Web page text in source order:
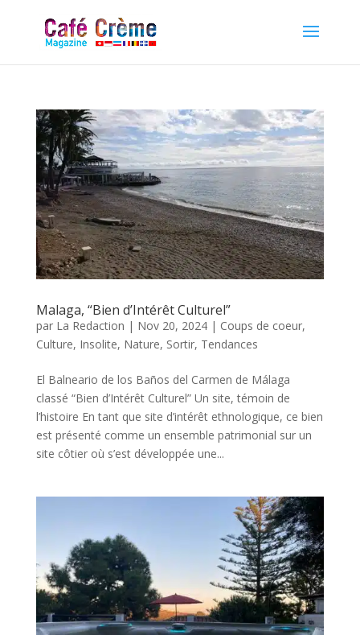
Malaga, “Bien d’Intérêt Culturel”
par La Redaction | Nov 20, 2024| Coups de coeur,
Culture, Insolite, Nature, Sortir, Tendances
El Balneario de los Baños del Carmen de Málaga
classé “Bien d’Intérêt Culturel” Un site, témoin de
l’histoire En tant que site d’intérêt ethnologique, ce bien
est présenté comme un ensemble patrimonial sur un
site côtier où s’est développée une...